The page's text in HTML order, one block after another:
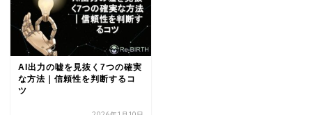
AI出力の嘘を見抜く7つの確実
な方法｜信頼性を判断するコ
ツ